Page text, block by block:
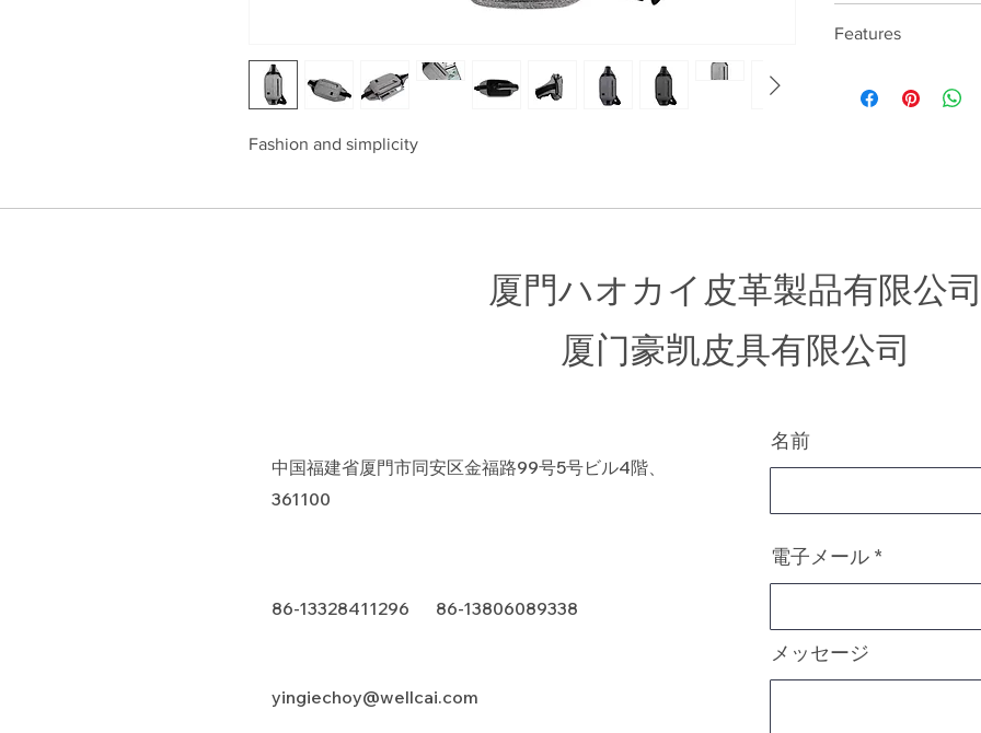
Fashion and simplicity
Features
厦門ハオカイ皮革製品有限公
​厦门豪凯皮具有限公司
中国福建省厦門市同安区金福路99号5号ビル4階、
361100
86-13328411296 86-13806089338
yingiechoy@wellcai.com
名前
電子メール
メッセージ